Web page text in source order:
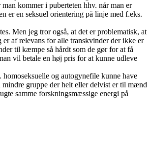
kommer i puberteten hhv. når man er
er en seksuel orientering på linje med f.eks.
Men jeg tror også, at det er problematisk, at
af relevans for alle transkvinder der ikke er
til kæmpe så hårdt som de gør for at få
vil betale en høj pris for at kunne udleve
og autogynefile kunne have
mindre gruppe der helt eller delvist er til mænd
samme forskningsmæssige energi på